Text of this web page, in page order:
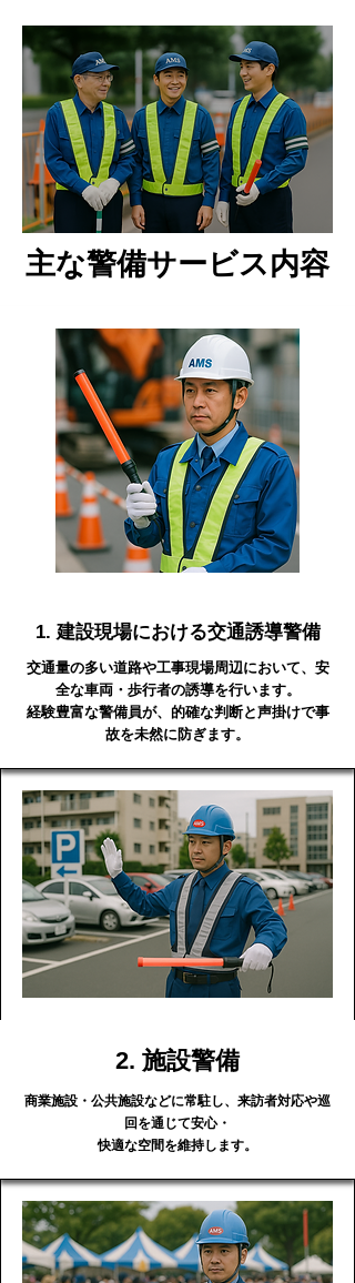
主な警備サービス内容
1. 建設現場における交通誘導警備
交通量の多い道路や工事現場周辺において、安
全な車両・歩行者の誘導を行います。
経験豊富な警備員が、的確な判断と声掛けで事
故を未然に防ぎます。
2. 施設警備
商業施設・公共施設などに常駐し、来訪者対応や巡
回を通じて安心・
快適な空間を維持します。